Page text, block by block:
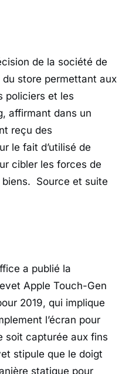
de la société de
store permettant aux
policiers et les
affirmant dans un
reçu des
le fait d’utilisé de
cibler les forces de
biens. Source et suite
a publié la
Apple Touch-Gen
2019, qui implique
l’écran pour
soit capturée aux fins
stipule que le doigt
statique pour